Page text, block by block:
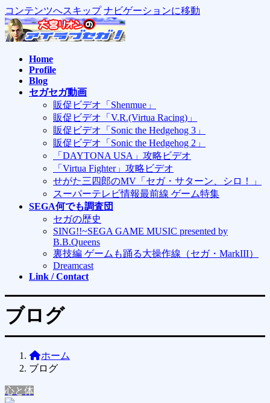
コンテンツへスキップ ナビゲーションに移動
Home
Profile
Blog
セガセガ動画
販促ビデオ「Shenmue」
販促ビデオ「V.R.(Virtua Racing)」
販促ビデオ「Sonic the Hedgehog 3」
販促ビデオ「Sonic the Hedgehog 2」
「DAYTONA USA」攻略ビデオ
「Virtua Fighter」攻略ビデオ
せがた三四郎のMV「セガ・サターン、シロ！」
スーパーテレビ情報最前線 ゲーム特集
SEGA何でも調査団
セガの歴史
SING!!~SEGA GAME MUSIC presented by
B.B.Queens
裏技編 ゲームも踊る大操作線（セガ・MarkIII）
Dreamcast
Link / Contact
ブログ
ホーム
ブログ
心と体